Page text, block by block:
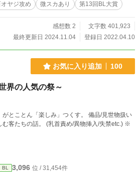
オヤジ攻め 微スカあり 第13回BL大賞
感想数 2
文字数 401,923
最終更新日 2024.11.04
登録日 2022.04.10
お気に入り追加 100
界の人気の祭～
とことん「楽しみ」つくす。 備品/見世物扱い
む客たちの話。 (乳首責め/異物挿入/失禁etc.) ※
BL 3,096 位 / 31,454件